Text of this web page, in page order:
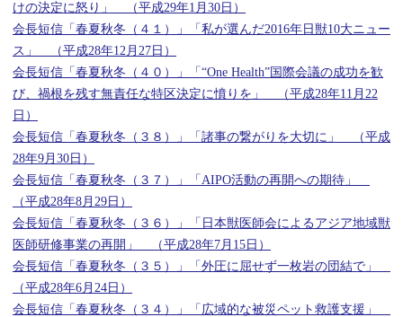
けの決定に怒り」 （平成29年1月30日）
会長短信「春夏秋冬（４１）」「私が選んだ2016年日獣10大ニュー
ス」 （平成28年12月27日）
会長短信「春夏秋冬（４０）」「“One Health”国際会議の成功を歓
び、禍根を残す無責任な特区決定に憤りを」 （平成28年11月22
日）
会長短信「春夏秋冬（３８）」「諸事の繋がりを大切に」 （平成
28年9月30日）
会長短信「春夏秋冬（３７）」「AIPO活動の再開への期待」
（平成28年8月29日）
会長短信「春夏秋冬（３６）」「日本獣医師会によるアジア地域獣
医師研修事業の再開」 （平成28年7月15日）
会長短信「春夏秋冬（３５）」「外圧に屈せず一枚岩の団結で」
（平成28年6月24日）
会長短信「春夏秋冬（３４）」「広域的な被災ペット救護支援」